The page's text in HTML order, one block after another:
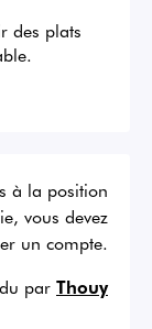
des plats
à la position
vous devez
un compte.
par Thouy